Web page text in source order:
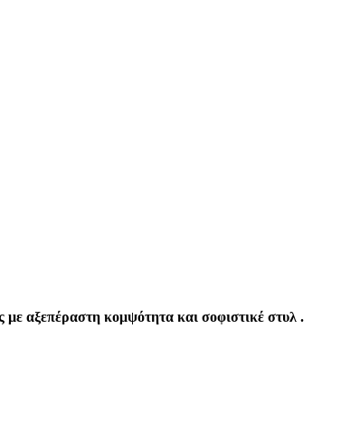
αξεπέραστη κομψότητα και σοφιστικέ στυλ .